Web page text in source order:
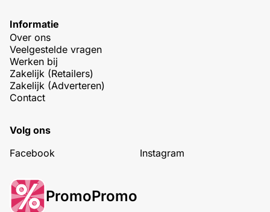
Informatie
Over ons
Veelgestelde vragen
Werken bij
Zakelijk (Retailers)
Zakelijk (Adverteren)
Contact
Volg ons
Facebook
Instagram
PromoPromo